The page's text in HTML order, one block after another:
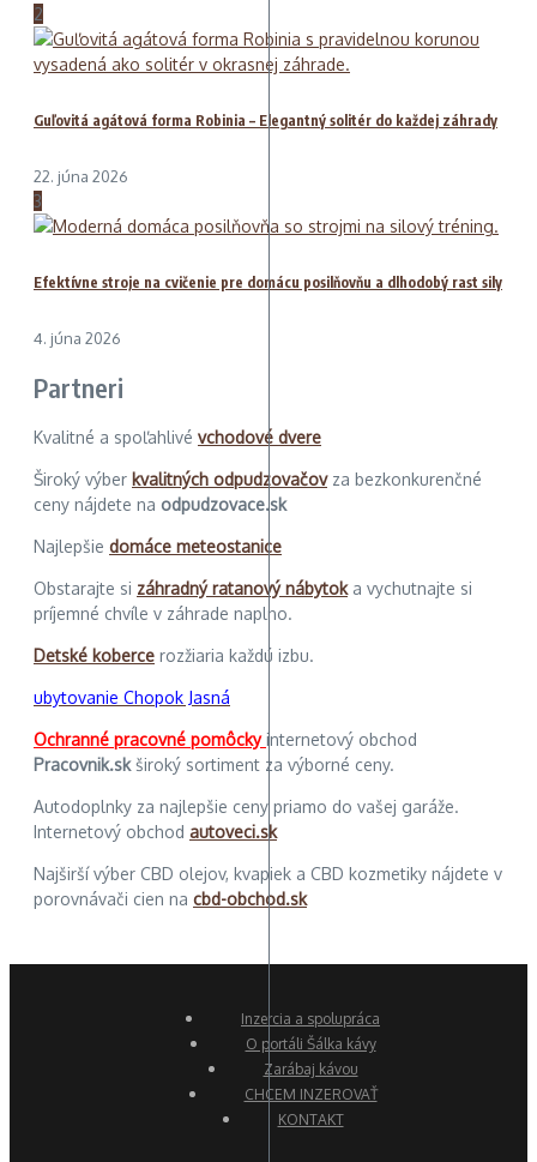
2
Guľovitá agátová forma Robinia – Elegantný solitér do každej záhrady
22. júna 2026
3
Efektívne stroje na cvičenie pre domácu posilňovňu a dlhodobý rast sily
4. júna 2026
Partneri
Kvalitné a spoľahlivé vchodové dvere
Široký výber kvalitných odpudzovačovza bezkonkurenčné
ceny nájdete na odpudzovace.sk
Najlepšie domáce meteostanice
Obstarajte si záhradný ratanový nábytoka vychutnajte si
príjemné chvíle v záhrade naplno.
Detské koberce rozžiaria každú izbu.
ubytovanie Chopok Jasná
Ochranné pracovné pomôckyinternetový obchod
Pracovnik.skširoký sortiment za výborné ceny.
Autodoplnky za najlepšie ceny priamo do vašej garáže.
Internetový obchod autoveci.sk
Najširší výber CBD olejov, kvapiek a CBD kozmetiky nájdete v
porovnávači cien na cbd-obchod.sk
Inzercia a spolupráca
O portáli Šálka kávy
Zarábaj kávou
CHCEM INZEROVAŤ
KONTAKT